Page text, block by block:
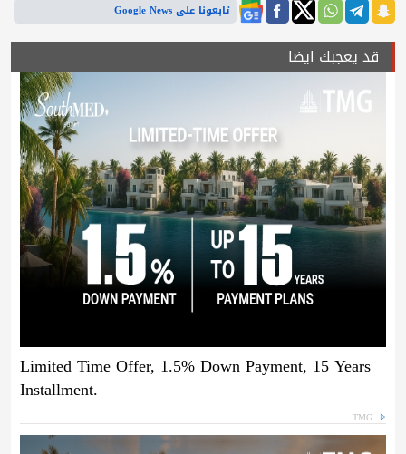
تابعونا على Google News
قد يعجبك ايضا
Limited Time Offer, 1.5% Down Payment, 15 Years
Installment.
TMG